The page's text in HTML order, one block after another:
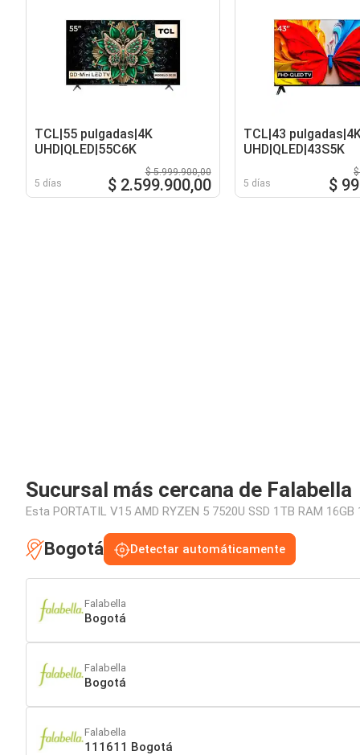
TCL|55 pulgadas|4K
UHD|QLED|55C6K
5 días
$ 5.999.900,00
$ 2.599.900,00
TCL|43
UHD|QLED|43S5K
5 días $
Sucursal más cercana de Falabella
Esta PORTATIL V15 AMD RYZEN 5 7520U SSD 1TB RAM
Bogotá Detectar automáticamente
Falabella
Bogotá
Falabella
Bogotá
Falabella
111611 Bogotá